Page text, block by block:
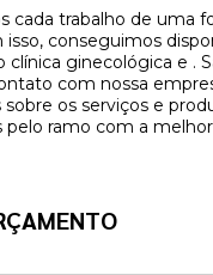
cada trabalho de uma
isso, conseguimos
clínica ginecológica e .
com nossa
sobre os serviços e
pelo ramo com a